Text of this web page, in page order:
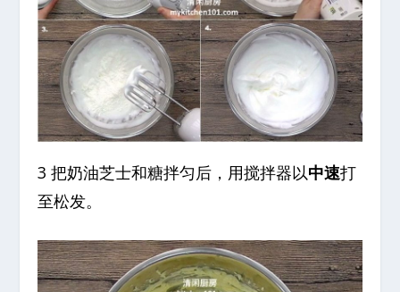
3 把奶油芝士和糖拌匀后，用搅拌器以中速打
至松发。